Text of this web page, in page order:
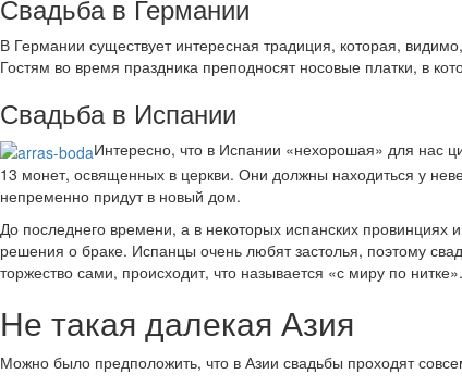
Свадьба в Германии
В Германии существует интересная традиция, которая,
Гостям во время праздника преподносят носовые платки, в
Свадьба в Испании
Интересно, что в Испании «нехорошая» для нас
13 монет, освященных в церкви. Они должны находиться у
непременно придут в новый дом.
До последнего времени, а в некоторых испанских
решения о браке. Испанцы очень любят застолья, поэтому
торжество сами, происходит, что называется «с миру по
Не такая далекая Азия
Можно было предположить, что в Азии свадьбы проходят